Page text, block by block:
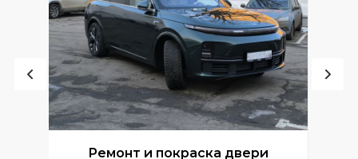
Ремонт и покраска двери